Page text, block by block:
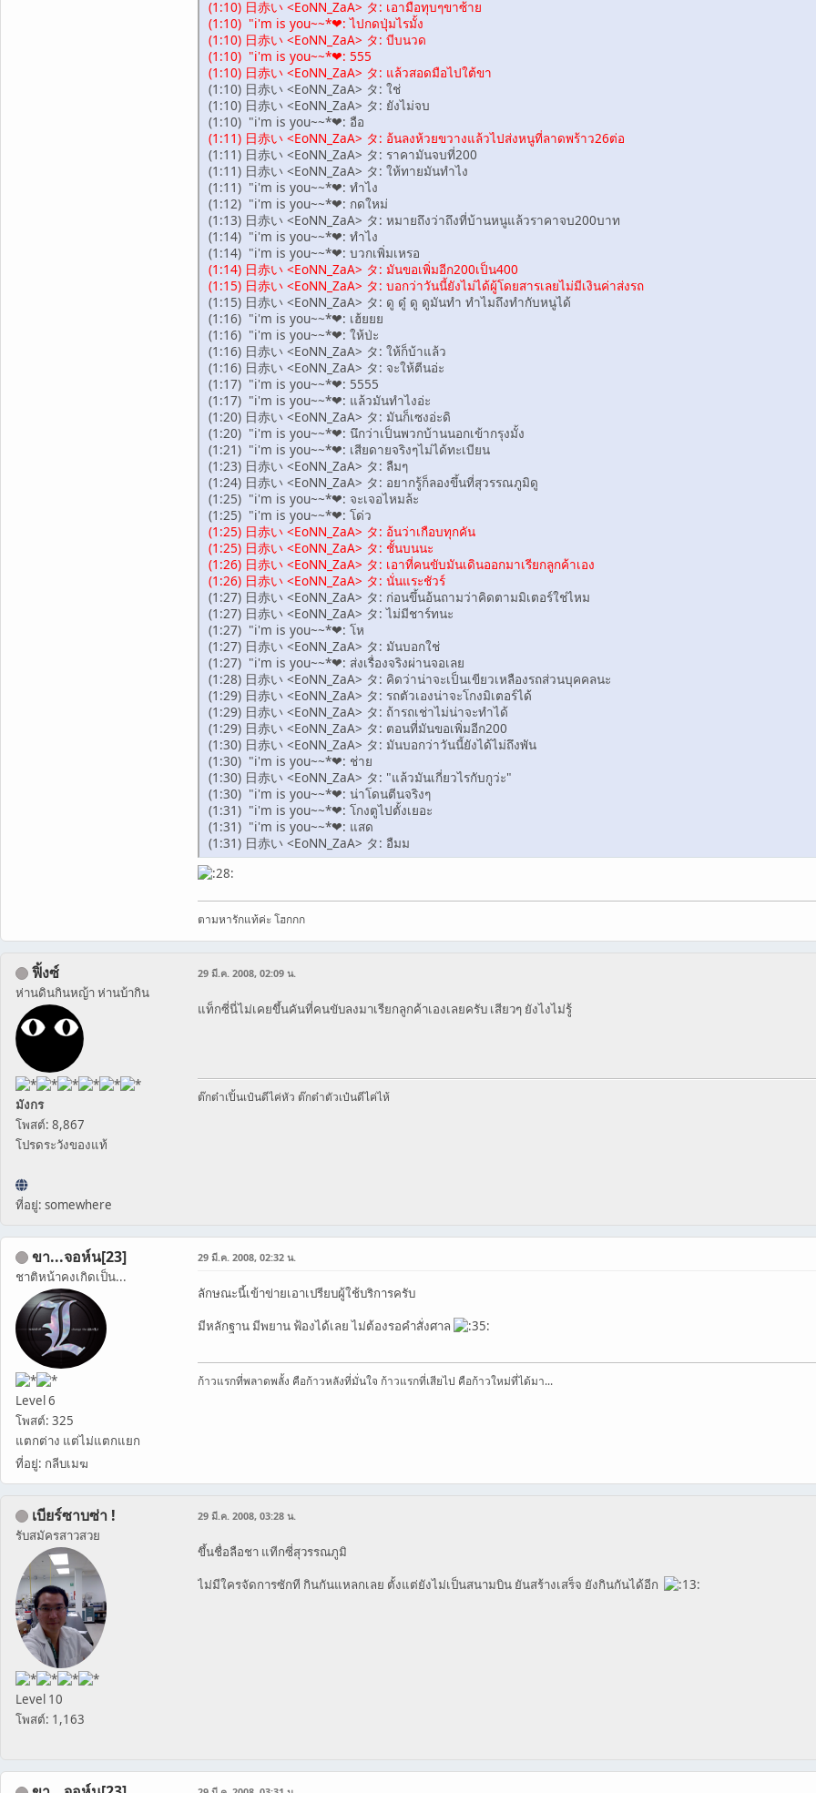
(1:10) 日赤い <EoNN_ZaA> タ: เอามือทุบๆขาซ้าย
(1:10) "i'm is you~~*❤: ไปกดปุ่มไรมั้ง
(1:10) 日赤い <EoNN_ZaA> タ: บีบนวด
(1:10) "i'm is you~~*❤: 555
(1:10) 日赤い <EoNN_ZaA> タ: แล้วสอดมือไปใต้ขา
(1:10) 日赤い <EoNN_ZaA> タ: ใช่
(1:10) 日赤い <EoNN_ZaA> タ: ยังไม่จบ
(1:10) "i'm is you~~*❤: อือ
(1:11) 日赤い <EoNN_ZaA> タ: อ้นลงห้วยขวางแล้วไปส่งหนูที่ลาดพร้าว26ต่อ
(1:11) 日赤い <EoNN_ZaA> タ: ราคามันจบที่200
(1:11) 日赤い <EoNN_ZaA> タ: ให้ทายมันทำไง
(1:11) "i'm is you~~*❤: ทำไง
(1:12) "i'm is you~~*❤: กดใหม่
(1:13) 日赤い <EoNN_ZaA> タ: หมายถึงว่าถึงที่บ้านหนูแล้วราคาจบ200บาท
(1:14) "i'm is you~~*❤: ทำไง
(1:14) "i'm is you~~*❤: บวกเพิ่มเหรอ
(1:14) 日赤い <EoNN_ZaA> タ: มันขอเพิ่มอีก200เป็น400
(1:15) 日赤い <EoNN_ZaA> タ: บอกว่าวันนี้ยังไม่ได้ผู้โดยสารเลยไม่มีเงินค่าส่งรถ
(1:15) 日赤い <EoNN_ZaA> タ: ดู ดู๋ ดู ดูมันทำ ทำไมถึงทำกับหนูได้
(1:16) "i'm is you~~*❤: เฮ้ยยย
(1:16) "i'm is you~~*❤: ให้ป่ะ
(1:16) 日赤い <EoNN_ZaA> タ: ให้ก็บ้าแล้ว
(1:16) 日赤い <EoNN_ZaA> タ: จะให้ตีนอ่ะ
(1:17) "i'm is you~~*❤: 5555
(1:17) "i'm is you~~*❤: แล้วมันทำไงอ่ะ
(1:20) 日赤い <EoNN_ZaA> タ: มันก็เซงอ่ะดิ
(1:20) "i'm is you~~*❤: นึกว่าเป็นพวกบ้านนอกเข้ากรุงมั้ง
(1:21) "i'm is you~~*❤: เสียดายจริงๆไม่ได้ทะเบียน
(1:23) 日赤い <EoNN_ZaA> タ: ลืมๆ
(1:24) 日赤い <EoNN_ZaA> タ: อยากรู้ก็ลองขึ้นที่สุวรรณภูมิดู
(1:25) "i'm is you~~*❤: จะเจอไหมล้ะ
(1:25) "i'm is you~~*❤: โด่ว
(1:25) 日赤い <EoNN_ZaA> タ: อ้นว่าเกือบทุกคัน
(1:25) 日赤い <EoNN_ZaA> タ: ชั้นบนนะ
(1:26) 日赤い <EoNN_ZaA> タ: เอาที่คนขับมันเดินออกมาเรียกลูกค้าเอง
(1:26) 日赤い <EoNN_ZaA> タ: นั่นแระชัวร์
(1:27) 日赤い <EoNN_ZaA> タ: ก่อนขึ้นอ้นถามว่าคิดตามมิเตอร์ใช่ไหม
(1:27) 日赤い <EoNN_ZaA> タ: ไม่มีชาร์ทนะ
(1:27) "i'm is you~~*❤: โห
(1:27) 日赤い <EoNN_ZaA> タ: มันบอกใช่
(1:27) "i'm is you~~*❤: ส่งเรื่องจริงผ่านจอเลย
(1:28) 日赤い <EoNN_ZaA> タ: คิดว่าน่าจะเป็นเขียวเหลืองรถส่วนบุคคลนะ
(1:29) 日赤い <EoNN_ZaA> タ: รถตัวเองน่าจะโกงมิเตอร์ได้
(1:29) 日赤い <EoNN_ZaA> タ: ถ้ารถเช่าไม่น่าจะทำได้
(1:29) 日赤い <EoNN_ZaA> タ: ตอนที่มันขอเพิ่มอีก200
(1:30) 日赤い <EoNN_ZaA> タ: มันบอกว่าวันนี้ยังได้ไม่ถึงพัน
(1:30) "i'm is you~~*❤: ช่าย
(1:30) 日赤い <EoNN_ZaA> タ: "แล้วมันเกี่ยวไรกับกูว่ะ"
(1:30) "i'm is you~~*❤: น่าโดนตีนจริงๆ
(1:31) "i'm is you~~*❤: โกงตูไปตั้งเยอะ
(1:31) "i'm is you~~*❤: แสด
(1:31) 日赤い <EoNN_ZaA> タ: อืมม
ตามหารักแท้ค่ะ โฮกกก
ฟิ้งซ์
ห่านดินกินหญ้า ห่านบ้ากิน
มังกร
โพสต์: 8,867
โปรดระวังของแท้
ที่อยู่: somewhere
29 มี.ค. 2008, 02:09 น.
แท็กซี่นี่ไม่เคยขึ้นคันที่คนขับลงมาเรียกลูกค้าเองเลยครับ เสียวๆ ยังไงไม่รู้
ต๊กต๋าเปิ้นเป๋นดีไค่หัว ต๊กต๋าตัวเป๋นดีไค่ไห้
ขา...จอห์น[23]
ชาติหน้าคงเกิดเป็น...
Level 6
โพสต์: 325
แตกต่าง แต่ไม่แตกแยก
ที่อยู่: กลีบเมฆ
29 มี.ค. 2008, 02:32 น.
ลักษณะนี้เข้าข่ายเอาเปรียบผู้ใช้บริการครับ
มีหลักฐาน มีพยาน ฟ้องได้เลย ไม่ต้องรอคำสั่งศาล
ก้าวแรกที่พลาดพลั้ง คือก้าวหลังที่มั่นใจ ก้าวแรกที่เสียไป คือก้าวใหม่ที่ได้มา...
เบียร์ซาบซ่า !
รับสมัครสาวสวย
Level 10
โพสต์: 1,163
29 มี.ค. 2008, 03:28 น.
ขึ้นชื่อลือชา แทีกซี่สุวรรณภูมิ
ไม่มีใครจัดการซักที กินกันแหลกเลย ตั้งแต่ยังไม่เป็นสนามบิน ยันสร้างเสร็จ ยังกินกันได้อีก